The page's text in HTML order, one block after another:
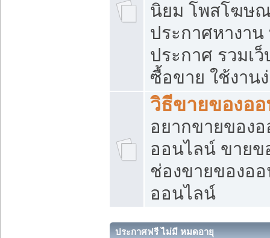
นิยม โพสโฆษ
ประกาศหางาน
ประกาศ รวมเ
ซื้อขาย ใช้งาน
วิธีขายของอ
อยากขายของ
ออนไลน์ ขายข
ช่องขายของอ
ออนไลน์
ประกาศฟรี ไม่มี หมดอายุ